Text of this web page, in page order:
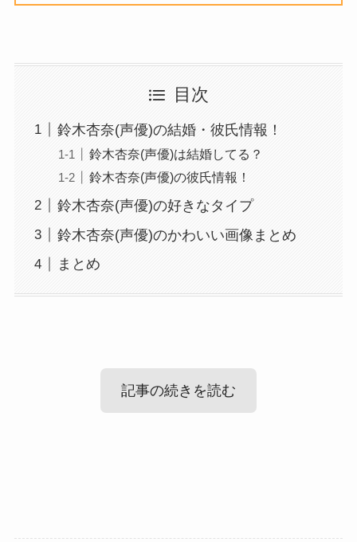
目次
鈴木杏奈(声優)の結婚・彼氏情報！
鈴木杏奈(声優)は結婚してる？
鈴木杏奈(声優)の彼氏情報！
鈴木杏奈(声優)の好きなタイプ
鈴木杏奈(声優)のかわいい画像まとめ
まとめ
記事の続きを読む